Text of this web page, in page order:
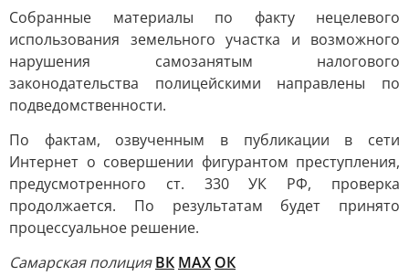
Собранные материалы по факту нецелевого
использования земельного участка и возможного
нарушения самозанятым налогового
законодательства полицейскими направлены по
подведомственности.
По фактам, озвученным в публикации в сети
Интернет о совершении фигурантом преступления,
предусмотренного ст. 330 УК РФ, проверка
продолжается. По результатам будет принято
процессуальное решение.
Самарская полиция ВК MAX ОК